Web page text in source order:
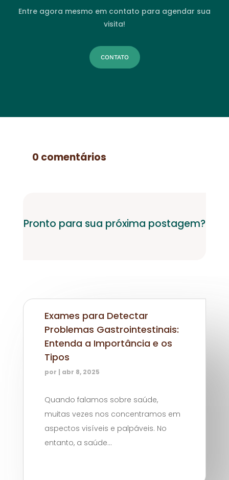
Entre agora mesmo em contato para agendar sua
visita!
CONTATO
0 comentários
Pronto para sua próxima postagem?
Exames para Detectar
Problemas Gastrointestinais:
Entenda a Importância e os
Tipos
por | abr 8, 2025
Quando falamos sobre saúde,
muitas vezes nos concentramos em
aspectos visíveis e palpáveis. No
entanto, a saúde...